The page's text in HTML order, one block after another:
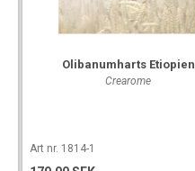
Olibanumharts Etiopien
Crearome
Art nr. 1814-1